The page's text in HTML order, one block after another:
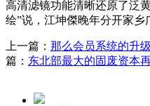
高清滤镜功能清晰还原了泛
绘”说，江坤傑晚年分开家乡
上一篇： 那么会员系统的升
篇： 东北部最大的固废资本